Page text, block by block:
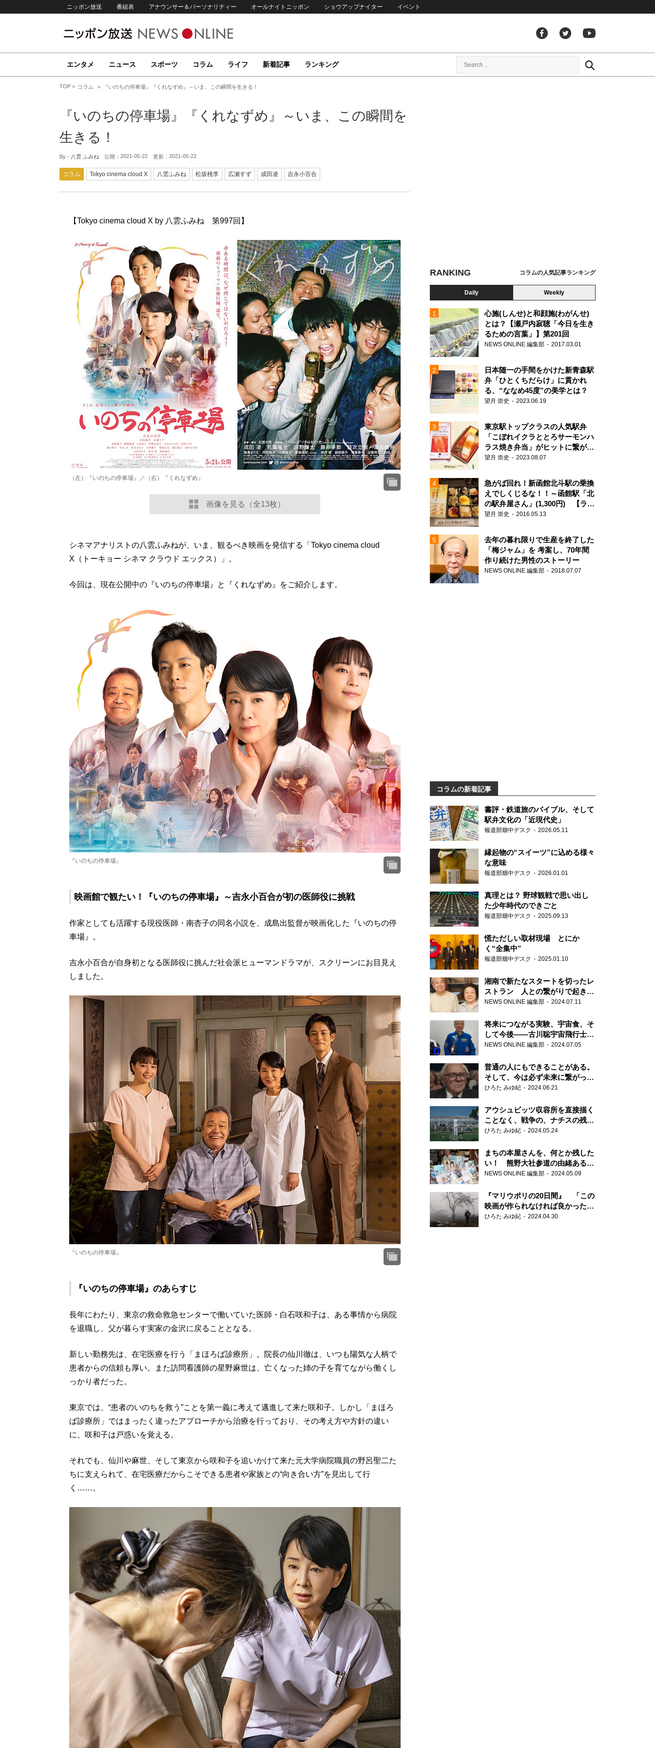
ニッポン放送 番組表 アナウンサー＆パーソナリティー オールナイトニッポン ショウアップナイター イベント
エンタメ ニュース スポーツ コラム ライフ 新着記事 ランキング
TOP コラム 『いのちの停車場』『くれなずめ』～いま、この瞬間を生きる！
『いのちの停車場』『くれなずめ』～いま、この瞬間を
生きる！
By - 八雲 ふみね 公開： 2021-05-22 更新： 2021-05-22
コラム Tokyo cinema cloud X 八雲ふみね 松坂桃李 広瀬すず 成田凌 吉永小百合
【Tokyo cinema cloud X by 八雲ふみね 第997回】
画像を見る（全13枚）
（左）『いのちの停車場』／（右）『くれなずめ』
シネマアナリストの八雲ふみねが、いま、観るべき映画を発信する「Tokyo cinema cloud
X（トーキョー シネマ クラウド エックス）」。
今回は、現在公開中の『いのちの停車場』と『くれなずめ』をご紹介します。
『いのちの停車場』
映画館で観たい！『いのちの停車場』～吉永小百合が初の医師役に挑戦
作家としても活躍する現役医師・南杏子の同名小説を、成島出監督が映画化した『いのちの停
車場』。
吉永小百合が自身初となる医師役に挑んだ社会派ヒューマンドラマが、スクリーンにお目見え
しました。
『いのちの停車場』
『いのちの停車場』のあらすじ
長年にわたり、東京の救命救急センターで働いていた医師・白石咲和子は、ある事情から病院
を退職し、父が暮らす実家の金沢に戻ることとなる。
新しい勤務先は、在宅医療を行う「まほろば診療所」。院長の仙川徹は、いつも陽気な人柄で
患者からの信頼も厚い。また訪問看護師の星野麻世は、亡くなった姉の子を育てながら働くし
っかり者だった。
東京では、“患者のいのちを救う”ことを第一義に考えて邁進して来た咲和子。しかし「まほろ
ば診療所」ではまったく違ったアプローチから治療を行っており、その考え方や方針の違い
に、咲和子は戸惑いを覚える。
それでも、仙川や麻世、そして東京から咲和子を追いかけて来た元大学病院職員の野呂聖二た
ちに支えられて、在宅医療だからこそできる患者や家族との“向き合い方”を見出して行
く……。
RANKING コラムの人気記事ランキング
Daily Weekly
心施(しんせ)と和顔施(わがんせ)
とは？【瀬戸内寂聴「今日を生き
るための言葉」】第201回
NEWS ONLINE 編集部 2017.03.01
日本随一の手間をかけた新青森駅
弁「ひとくちだらけ」に貫かれ
る、“ななめ45度”の美学とは？
望月 崇史 2023.06.19
東京駅トップクラスの人気駅弁
「こぼれイクラととろサーモンハ
ラス焼き弁当」がヒットに繋がっ
た理由
望月 崇史 2023.08.07
急がば回れ！新函館北斗駅の乗換
えでしくじるな！！～函館駅「北
の駅弁屋さん」(1,300円) 【ライ
ター望月の駅弁膝栗毛】
望月 崇史 2016.05.13
去年の暮れ限りで生産を終了した
「梅ジャム」を 考案し、70年間
作り続けた男性のストーリー
NEWS ONLINE 編集部 2018.07.07
コラムの新着記事
書評・鉄道旅のバイブル、そして
駅弁文化の「近現代史」
報道部畑中デスク 2026.05.11
縁起物の“スイーツ”に込める様々
な意味
報道部畑中デスク 2026.01.01
真理とは？ 野球観戦で思い出し
た少年時代のできごと
報道部畑中デスク 2025.09.13
慌ただしい取材現場 とにか
く“全集中”
報道部畑中デスク 2025.01.10
湘南で新たなスタートを切ったレ
ストラン 人との繋がりで起きた
奇跡
NEWS ONLINE 編集部 2024.07.11
将来につながる実験、宇宙食、そ
して今後――古川聡宇宙飛行士単
独インタビュー
NEWS ONLINE 編集部 2024.07.05
普通の人にもできることがある。
そして、今は必ず未来に繋がって
いく……『ONE LIFE 奇跡が繋い
ひろた みゆ紀 2024.06.21
アウシュビッツ収容所を直接描く
ことなく、戦争の、ナチスの残虐
さが見える映画 『関心領域』
ひろた みゆ紀 2024.05.24
まちの本屋さんを、何とか残した
い！ 熊野大社参道の由緒ある書
店・三代目の強い思い
NEWS ONLINE 編集部 2024.05.09
『マリウポリの20日間』 「この
映画が作られなければ良かった」
と語る監督
ひろた みゆ紀 2024.04.30